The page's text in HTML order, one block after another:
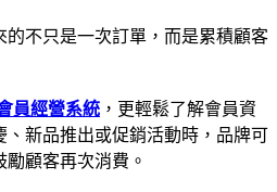
的不只是一次訂單，而是累積顧客
員經營系統 ，更輕鬆了解會員資
新品推出或促銷活動時，品牌可
顧客再次消費。